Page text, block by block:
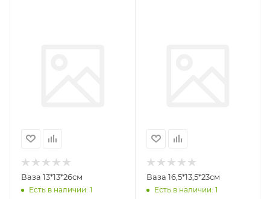
Ваза 13*13*26см
Есть в наличии: 1
Ваза 16,5*13,5*23см
Есть в наличии: 1